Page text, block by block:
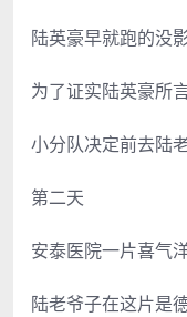
陆英豪早就跑的没
为了证实陆英豪所
小分队决定前去陆
第二天
安泰医院一片喜气
陆老爷子在这片是